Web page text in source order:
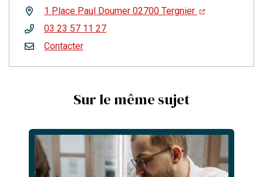
1 Place Paul Doumer 02700 Tergnier
03 23 57 11 27
Contacter
Sur le même sujet